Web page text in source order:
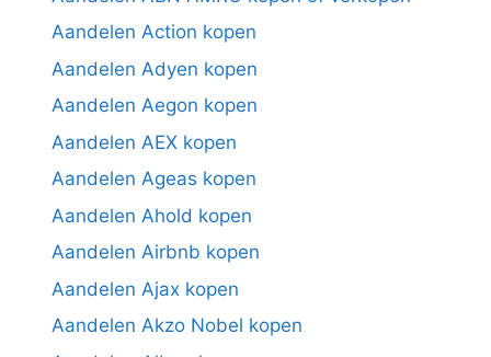
Aandelen Action kopen
Aandelen Adyen kopen
Aandelen Aegon kopen
Aandelen AEX kopen
Aandelen Ageas kopen
Aandelen Ahold kopen
Aandelen Airbnb kopen
Aandelen Ajax kopen
Aandelen Akzo Nobel kopen